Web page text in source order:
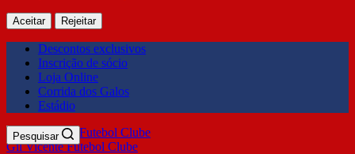
Aceitar Rejeitar
Descontos exclusivos
Inscrição de sócio
Loja Online
Corrida dos Galos
Estádio
Gil Vicente Futebol Clube
Pesquisar